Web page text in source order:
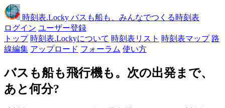
時刻表.Locky バスも船も、みんなでつくる時刻表
ログイン ユーザー登録
トップ 時刻表.Lockyについて 時刻表リスト 時刻表マップ 路
線編集 アップロード フォーラム 使い方
バスも船も飛行機も。次の出発まで、
あと何分?